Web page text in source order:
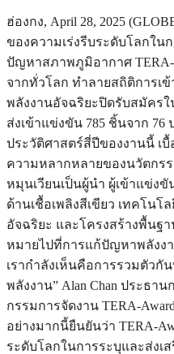
ฮ่องกง, April 28, 2025
ของความเร่งรีบระดับโลกใน
ปัญหาสภาพภูมิอากาศ
จากทั่วโลก ทำลายสถิติการเ
พลังงานอัจฉริยะปิดรับสมัคร
ส่งเข้าแข่งขัน 785 ชิ้นจาก
ประวัติศาสตร์สี่ปีของงานนี้ เ
ความหลากหลายของนวัตกร
หมุนเวียนเป็นผู้นำ ผู้เข้าแข่ง
ด้านเชื้อเพลิงสีเขียว เทคโนโ
อัจฉริยะ และโครงสร้างพื้นฐ
หมายไปที่การแก้ปัญหาพลังง
เรากำลังเห็นคือการรวมตัว
พลังงาน” Alan Chan ประธา
กรรมการจัดงาน TERA-
อย่างมากนี้ยืนยันว่า TERA-
ระดับโลกในการระบุและส่ง